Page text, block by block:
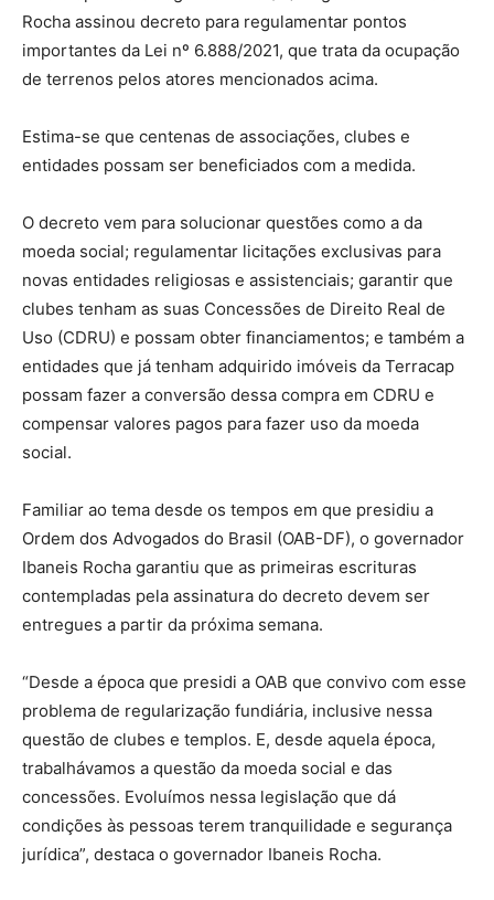
Rocha assinou decreto para regulamentar pontos
importantes da Lei nº 6.888/2021, que trata da ocupação
de terrenos pelos atores mencionados acima.
Estima-se que centenas de associações, clubes e
entidades possam ser beneficiados com a medida.
O decreto vem para solucionar questões como a da
moeda social; regulamentar licitações exclusivas para
novas entidades religiosas e assistenciais; garantir que
clubes tenham as suas Concessões de Direito Real de
Uso (CDRU) e possam obter financiamentos; e também a
entidades que já tenham adquirido imóveis da Terracap
possam fazer a conversão dessa compra em CDRU e
compensar valores pagos para fazer uso da moeda
social.
Familiar ao tema desde os tempos em que presidiu a
Ordem dos Advogados do Brasil (OAB-DF), o governador
Ibaneis Rocha garantiu que as primeiras escrituras
contempladas pela assinatura do decreto devem ser
entregues a partir da próxima semana.
“Desde a época que presidi a OAB que convivo com esse
problema de regularização fundiária, inclusive nessa
questão de clubes e templos. E, desde aquela época,
trabalhávamos a questão da moeda social e das
concessões. Evoluímos nessa legislação que dá
condições às pessoas terem tranquilidade e segurança
jurídica”, destaca o governador Ibaneis Rocha.